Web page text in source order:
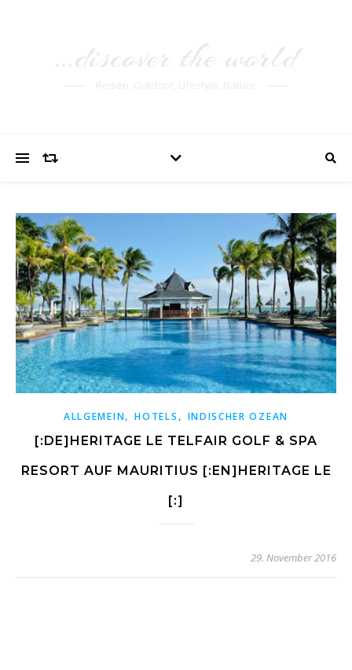
ALLGEMEIN,HOTELS , INDISCHER OZEAN
[:DE]HERITAGE LE TELFAIR GOLF & SPA
RESORT AUF MAURITIUS [:EN]HERITAGE LE
[:]
29. November 2016